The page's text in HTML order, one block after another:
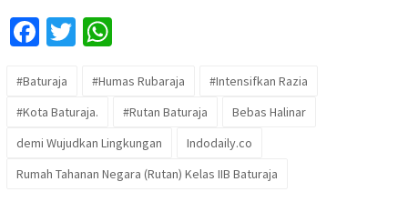
Facebook
Twitter
#Baturaja #Humas Rubaraja
#Intensifkan Razia
#Kota Baturaja.
#Rutan Baturaja
Bebas Halinar
demi Wujudkan Lingkungan
Indodaily.co
Rumah Tahanan Negara (Rutan) Kelas IIB Baturaja